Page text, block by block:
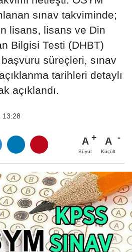
sınav takviminde;
lisans, lisans ve Din
Bilgisi Testi (DHBT)
süreçleri, sınav
tarihleri detaylı
açıklandı.
13:28
A
Büyüt
A
Küçült